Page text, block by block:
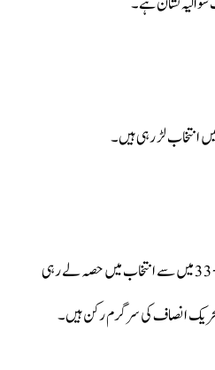
مومنہ باسط بھی کولائی پالس پی کے-33 میں سے انتخاب میں حصہ لے رہی
انصاف کی سرگرم رکن ہیں۔